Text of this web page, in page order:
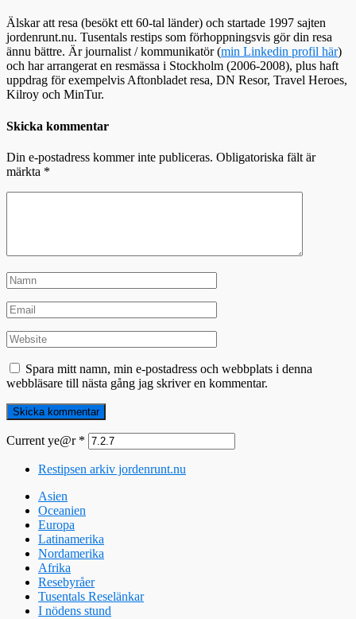
Älskar att resa (besökt ett 60-tal länder) och startade 1997 sajten
jordenrunt.nu. Tusentals restips som förhoppningsvis gör din resa
ännu bättre. Är journalist / kommunikatör (min Linkedin profil här)
och har arrangerat en resmässa i Stockholm (2006-2008), plus haft
uppdrag för exempelvis Aftonbladet resa, DN Resor, Travel Heroes,
Kilroy och MinTur.
Skicka kommentar
Din e-postadress kommer inte publiceras. Obligatoriska fält är
märkta *
Spara mitt namn, min e-postadress och webbplats i denna
webbläsare till nästa gång jag skriver en kommentar.
Current ye@r *
Restipsen arkiv jordenrunt.nu
Asien
Oceanien
Europa
Latinamerika
Nordamerika
Afrika
Resebyråer
Tusentals Reselänkar
I nödens stund